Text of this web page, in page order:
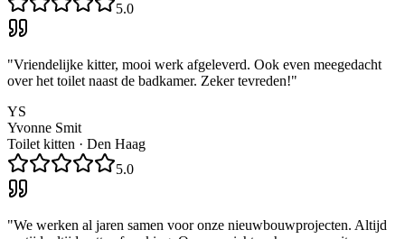
5.0
"Vriendelijke kitter, mooi werk afgeleverd. Ook even meegedacht
over het toilet naast de badkamer. Zeker tevreden!"
YS
Yvonne Smit
Toilet kitten · Den Haag
5.0
"We werken al jaren samen voor onze nieuwbouwprojecten. Altijd